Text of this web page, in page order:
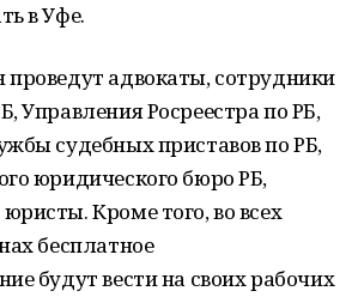
в Уфе.
адвокаты, сотрудники
Управления Росреестра по РБ,
судебных приставов по РБ,
юридического бюро РБ,
Кроме того, во всех
бесплатное
будут вести на своих рабочих